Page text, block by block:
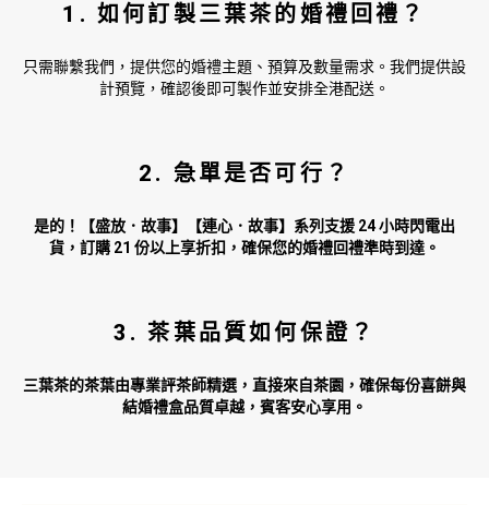
1. 如何訂製三葉茶的婚禮回禮？
只需聯繫我們，提供您的婚禮主題、預算及數量需求。我們提供設
計預覽，確認後即可製作並安排全港配送。
2. 急單是否可行？
是的！【盛放．故事】【連心．故事】系列支援 24 小時閃電出
貨，訂購 21 份以上享折扣，確保您的婚禮回禮準時到達。
3. 茶葉品質如何保證？
三葉茶的茶葉由專業評茶師精選，直接來自茶園，確保每份喜餅與
結婚禮盒品質卓越，賓客安心享用。